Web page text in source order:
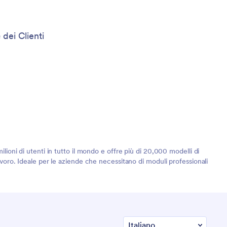
dei Clienti
di utenti in tutto il mondo e offre più di 20,000 modelli di
Ideale per le aziende che necessitano di moduli professionali